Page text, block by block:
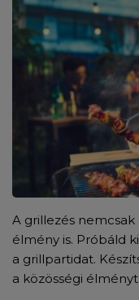
A grillezés
élmény is. Próbáld
a grillpartidat.
a közösségi